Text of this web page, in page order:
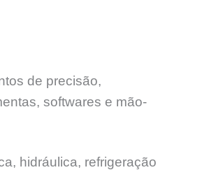
de precisão,
softwares e mão-
hidráulica, refrigeração